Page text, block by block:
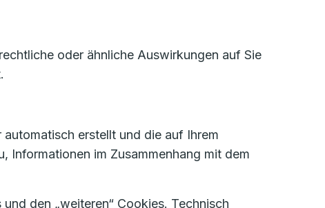
oder ähnliche Auswirkungen auf Sie
erstellt und die auf Ihrem
Informationen im Zusammenhang mit dem
den „weiteren“ Cookies. Technisch